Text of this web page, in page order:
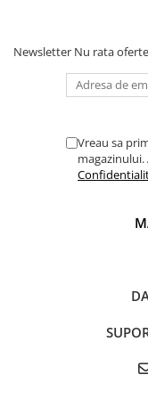
Cuptoare cu
Cuptoare electrice
Plite & Aragazuri
Aparate de gatit cu
Aparate de preparat
Newsletter Nu rata
Vreau sa